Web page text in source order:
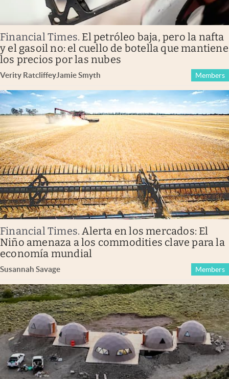
Financial Times. El petróleo baja, pero la nafta
y el gasoil no: el cuello de botella que mantiene
los precios por las nubes
Verity RatcliffeyJamie Smyth Members
Financial Times.Alerta en los mercados: El
Niño amenaza a los commodities clave para la
economía mundial
Susannah Savage Members